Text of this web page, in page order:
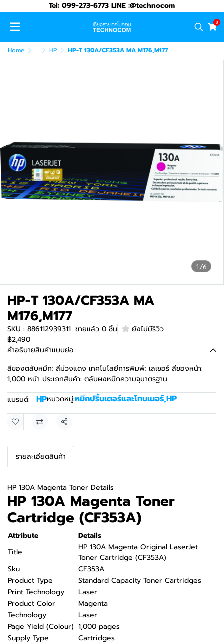
Tel: 099-273-6773 LINE :@technocom
0
Home ... HP HP-T 130A/CF353A MA M176,M177
1/6
HP-T 130A/CF353A MA
M176,M177
SKU : 886112939311 ขายแล้ว 0 ชิ้น
ยังไม่มีรีวิว
฿2,490
คำอธิบายสินค้าแบบย่อ
สีของตลับหมึก: สีม่วงแดง เทคโนโลยีการพิมพ์: เลเซอร์ สีของหน้า:
1,000 หน้า ประเภทสินค้า: ตลับผงหมึกความจุมาตรฐาน
แบรนด์:
HPหมวดหมู่:หมึกปริ้นเตอร์และโทนเนอร์,HP
แชร์
รายละเอียดสินค้า
HP 130A Magenta Toner Details
HP 130A Magenta Toner
Cartridge (CF353A)
Attribute
Details
Title
HP 130A Magenta Original LaserJet
Toner Cartridge (CF353A)
Sku
CF353A
Product Type
Standard Capacity Toner Cartridges
Print Technology
Laser
Product Color
Magenta
Technology
Laser
Page Yield (Colour) 1,000 pages
Supply Type
Cartridges